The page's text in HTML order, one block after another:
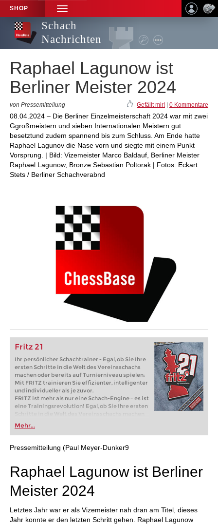
SHOP
TOGGLE
NAVIGATION
Schach
Nachrichten
Raphael Lagunow ist
Berliner Meister 2024
von Pressemitteilung Gefällt mir! 0 Kommentare
08.04.2024 – Die Berliner Einzelmeisterschaft 2024 war mit zwei
Ggroßmeistern und sieben Internationalen Meistern gut
besetztund zudem spannend bis zum Schluss. Am Ende hatte
Raphael Lagunov die Nase vorn und siegte mit einem Punkt
Vorsprung. | Bild: Vizemeister Marco Baldauf, Berliner Meister
Raphael Lagunow, Bronze Sebastian Poltorak | Fotos: Eckart
Stets / Berliner Schachverabnd
Fritz 21
Ihr persönlicher Schachtrainer - Egal, ob Sie Ihre
ersten Schritte in die Welt des Vereinsschachs
machen oder bereits auf Turnierniveau spielen:
Mit FRITZ trainieren Sie effizienter, intelligenter
und individueller als je zuvor.
FRITZ ist mehr als nur eine Schach-Engine – es ist
eine Trainingsrevolution! Egal, ob Sie Ihre ersten
Schritte in die Welt des Vereinsschachs machen
oder bereits auf Turnierniveau spielen: Mit
FRITZ trainieren Sie effizienter, intelligenter und
individueller als je zuvor.
Mehr...
Pressemitteilung (Paul Meyer-Dunker9
Raphael Lagunow ist Berliner
Meister 2024
Letztes Jahr war er als Vizemeister nah dran am Titel, dieses
Jahr konnte er den letzten Schritt gehen. Raphael Lagunow